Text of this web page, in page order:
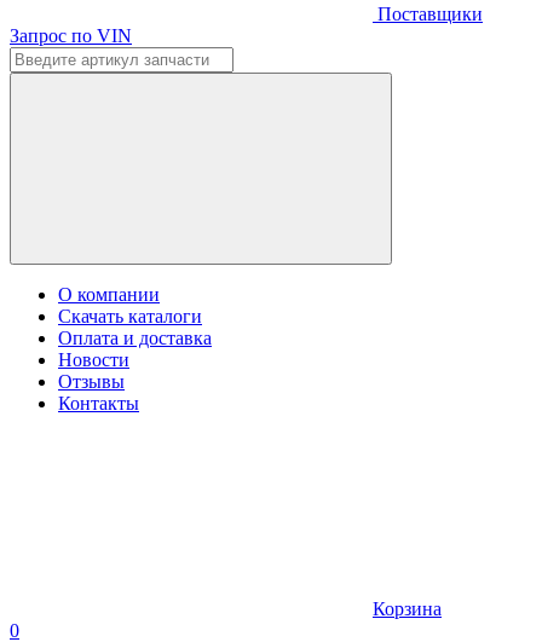
Поставщики
Запрос по VIN
О компании
Скачать каталоги
Оплата и доставка
Новости
Отзывы
Контакты
Корзина
0